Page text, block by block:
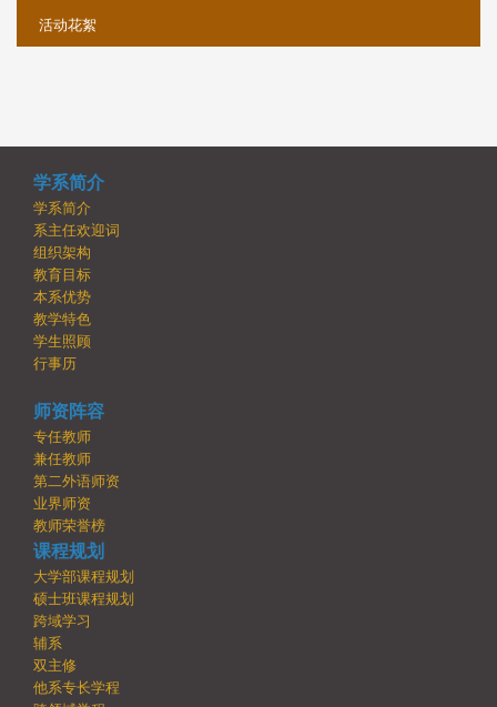
活动花絮
学系简介
学系简介
系主任欢迎词
组织架构
教育目标
本系优势
教学特色
学生照顾
行事历
师资阵容
专任教师
兼任教师
第二外语师资
业界师资
教师荣誉榜
课程规划
大学部课程规划
硕士班课程规划
跨域学习
辅系
双主修
他系专长学程